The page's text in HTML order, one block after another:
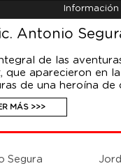
Información
Antonio
de las
que aparecieron en
de una heroína de
de sensualidad en
divertido. El
que somos
Esta edición
donde se cuenta el
MÁS >>>
Segura